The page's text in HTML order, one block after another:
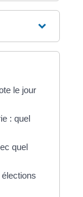
le jour
: quel
quel